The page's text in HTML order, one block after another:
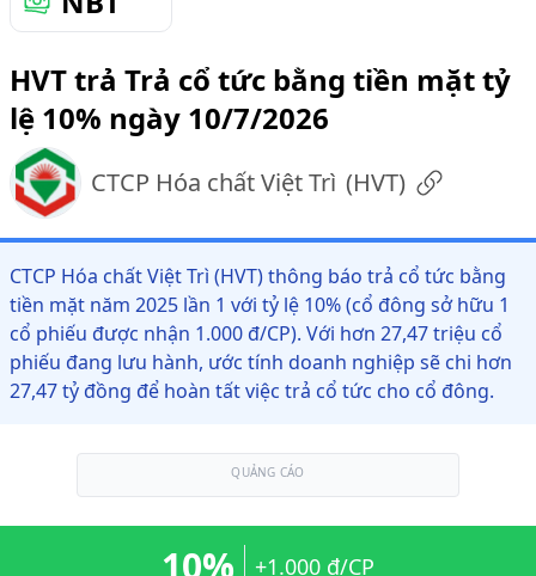
HVT trả Trả cổ tức bằng tiền mặt tỷ
lệ 10% ngày 10/7/2026
CTCP Hóa chất Việt Trì (HVT)
CTCP Hóa chất Việt Trì (HVT) thông báo trả cổ tức bằng
tiền mặt năm 2025 lần 1 với tỷ lệ 10% (cổ đông sở hữu 1
cổ phiếu được nhận 1.000 đ/CP). Với hơn 27,47 triệu cổ
phiếu đang lưu hành, ước tính doanh nghiệp sẽ chi hơn
27,47 tỷ đồng để hoàn tất việc trả cổ tức cho cổ đông.
QUẢNG CÁO
10% +1.000 đ/CP